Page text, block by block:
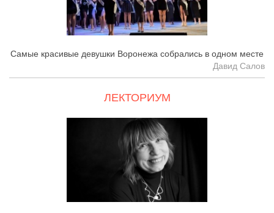
Самые красивые девушки Воронежа собрались в одном месте
Давид Салов
ЛЕКТОРИУМ